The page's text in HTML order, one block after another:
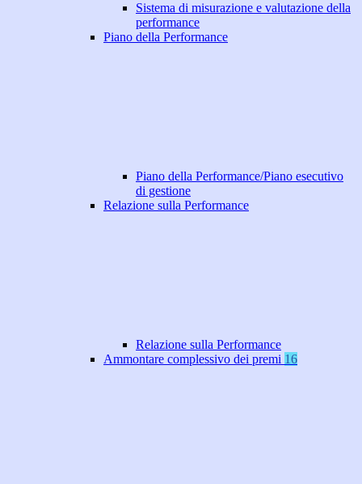
Sistema di misurazione e valutazione della
performance
Piano della Performance
Piano della Performance/Piano esecutivo
di gestione
Relazione sulla Performance
Relazione sulla Performance
Ammontare complessivo dei premi 16